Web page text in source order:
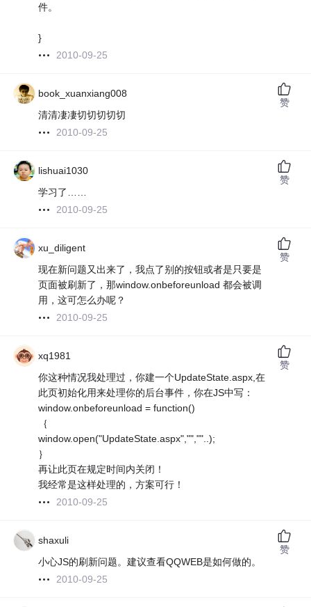
件。
}
2010-09-25
book_xuanxiang008
清清凄凄切切切切切
2010-09-25
赞
lishuai1030
学习了……
2010-09-25
赞
xu_diligent
现在新问题又出来了，我点了别的按钮或者是只要是
页面被刷新了，那window.onbeforeunload 都会被调
用，这可怎么办呢？
2010-09-25
赞
xq1981
你这种情况我处理过，你建一个UpdateState.aspx,在
此页初始化用来处理你的后台事件，你在JS中写：
window.onbeforeunload = function()
｛
window.open("UpdateState.aspx","",""..);
｝
再让此页在规定时间内关闭！
我经常是这样处理的，方案可行！
2010-09-25
赞
shaxuli
小心JS的刷新问题。建议查看QQWEB是如何做的。
2010-09-25
赞